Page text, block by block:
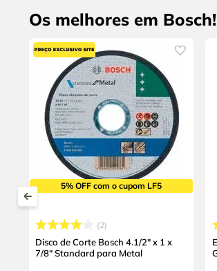
Os melhores em Bosch!
5% OFF com o cupom LF5
2
Disco de Corte Bosch 4.1/2" x 1 x
7/8" Standard para Metal